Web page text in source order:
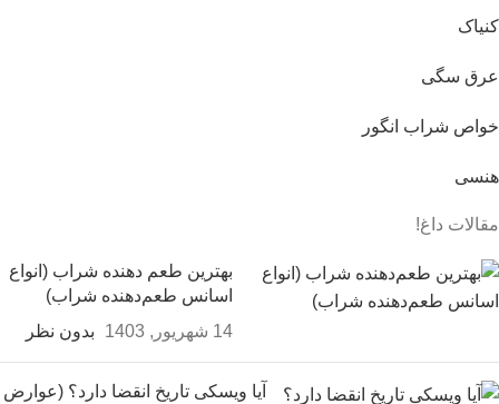
کنیاک
عرق سگی
خواص شراب انگور
هنسی
مقالات داغ!
بهترین طعم‌ دهنده شراب (انواع
اسانس طعم‌دهنده شراب)
14 شهریور, 1403
بدون نظر
آیا ویسکی تاریخ انقضا دارد؟ (عوارض